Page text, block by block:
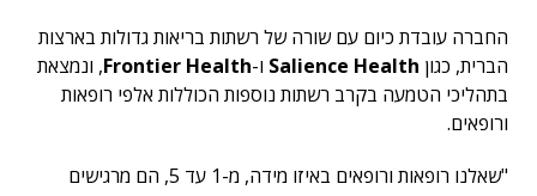
החברה עובדת כיום עם שורה של רשתות בריאות גדולות בארצות
הברית, כגון Salience Health ו-Frontier Health
, ונמצאת
בתהליכי הטמעה בקרב רשתות נוספות הכוללות אלפי רופאות
ורופאים.
"שאלנו רופאות ורופאים באיזו מידה, מ-1 עד 5, הם מרגישים